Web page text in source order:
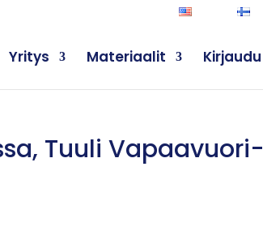
Yritys Materiaalit Kirjaudu
Tuuli Vapaavuori-